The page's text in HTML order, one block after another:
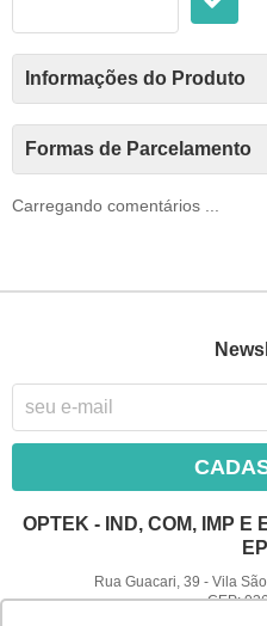
Informações do Produto
Formas de Parcelamento
Carregando comentários ...
OPTEK - IND, COM, IMP E
Rua Guacari, 39 -Vila
CEP: